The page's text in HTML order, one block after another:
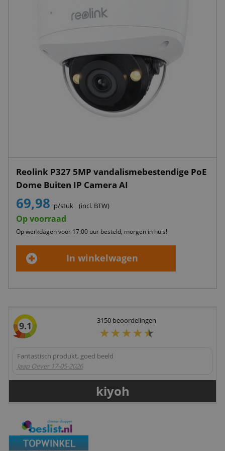
Reolink P327 5MP vandalismebestendige PoE
Dome Buiten IP Camera AI
69,98 p/stuk (incl. BTW)
Op voorraad
Op werkdagen voor 17:00 uur besteld, morgen in huis!
In winkelwagen
9.1 3150 beoordelingen
Fantastisch produkt, goed beeld
Jaap Oever 17-05-2026
kiyoh